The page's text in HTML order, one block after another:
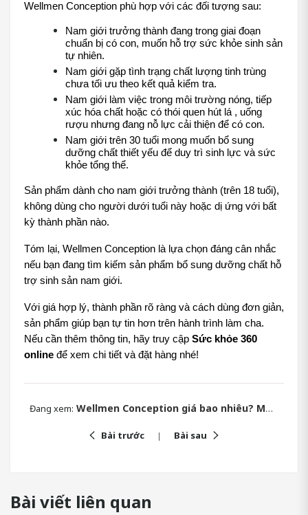
Wellmen Conception phù hợp với các đối tượng sau:
Nam giới trưởng thành đang trong giai đoạn
chuẩn bị có con, muốn hỗ trợ sức khỏe sinh sản
tự nhiên.
Nam giới gặp tình trạng chất lượng tinh trùng
chưa tối ưu theo kết quả kiểm tra.
Nam giới làm việc trong môi trường nóng, tiếp
xúc hóa chất hoặc có thói quen hút lá , uống
rượu nhưng đang nỗ lực cải thiện để có con.
Nam giới trên 30 tuổi mong muốn bổ sung
dưỡng chất thiết yếu để duy trì sinh lực và sức
khỏe tổng thể.
Sản phẩm dành cho nam giới trưởng thành (trên 18 tuổi),
không dùng cho người dưới tuổi này hoặc dị ứng với bất
kỳ thành phần nào.
Tóm lại, Wellmen Conception là lựa chọn đáng cân nhắc
nếu bạn đang tìm kiếm sản phẩm bổ sung dưỡng chất hỗ
trợ sinh sản nam giới.
Với giá hợp lý, thành phần rõ ràng và cách dùng đơn giản,
sản phẩm giúp bạn tự tin hơn trên hành trình làm cha.
Nếu cần thêm thông tin, hãy truy cập Sức khỏe 360
online để xem chi tiết và đặt hàng nhé!
Đang xem: Wellmen Conception giá bao nhiêu? Mua chính hãng ở đâu
Bài trước Bài sau
Bài viết liên quan